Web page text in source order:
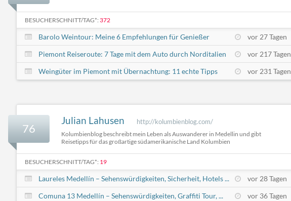
BESUCHERSCHNITT/TAG*: 372
Barolo Weintour: Meine 6 Empfehlungen für Genießer vor 27 Tagen
Piemont Reiseroute: 7 Tage mit dem Auto durch Norditalien
vor 217 Tagen
Weingüter im Piemont mit Übernachtung: 11 echte Tipps
vor 231 Tagen
76
Julian Lahusen http://kolumbienblog.com/
Kolumbienblog beschreibt mein Leben als Auswanderer in Medellin und gibt
Reisetipps für das großartige südamerikanische Land Kolumbien
BESUCHERSCHNITT/TAG*: 19
Laureles Medellín – Sehenswürdigkeiten, Sicherheit, Hotels ... vor 28 Tagen
Comuna 13 Medellín – Sehenswürdigkeiten, Graffiti Tour, ...
vor 36 Tagen